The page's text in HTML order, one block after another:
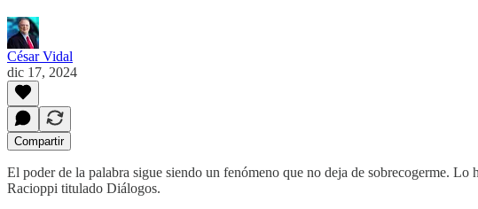
César Vidal
dic 17, 2024
Compartir
El poder de la palabra sigue siendo un fenómeno que no deja de sobrecogerme.
Racioppi titulado Diálogos.